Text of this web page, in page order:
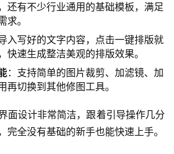
还有不少行业通用的基础模板，满足
求。
入写好的文字内容，点击一键排版就
快速生成整洁美观的排版效果。
：支持简单的图片裁剪、加滤镜、加
再切换到其他修图工具。
面设计非常简洁，跟着引导操作几分
完全没有基础的新手也能快速上手。